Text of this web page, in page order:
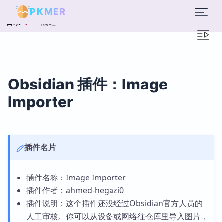
PKMER
目录 概述
Obsidian 插件：Image
Importer
插件名片
插件名称：Image Importer
插件作者：ahmed-hegazi0
插件说明：这个插件还没经过Obsidian官方人员的
人工审核。你可以从设备或网络往仓库里导入图片，